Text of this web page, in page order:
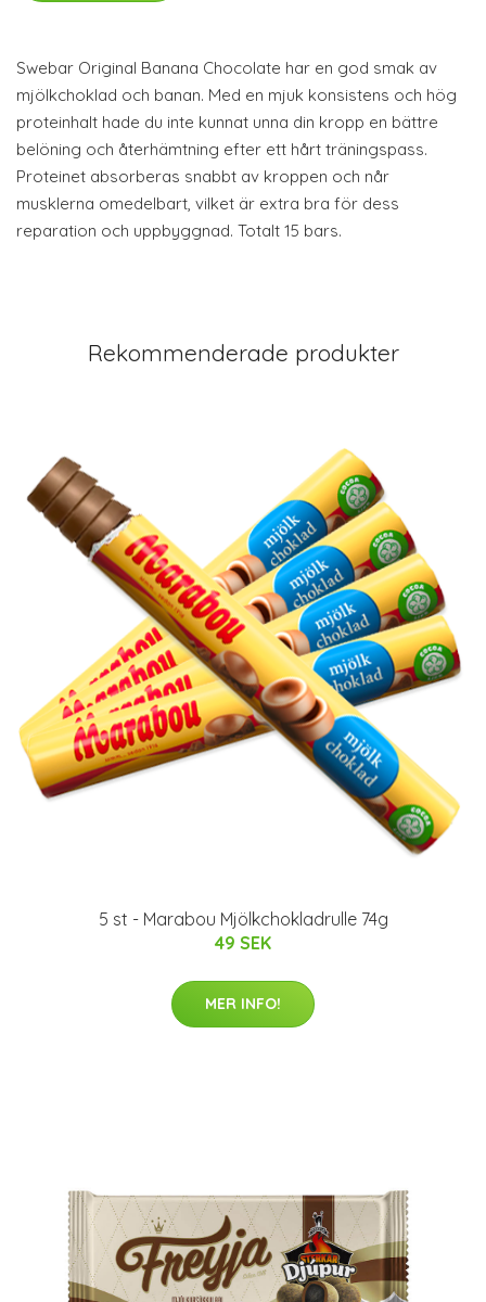
Swebar Original Banana Chocolate har en god smak av
mjölkchoklad och banan. Med en mjuk konsistens och hög
proteinhalt hade du inte kunnat unna din kropp en bättre
belöning och återhämtning efter ett hårt träningspass.
Proteinet absorberas snabbt av kroppen och når
musklerna omedelbart, vilket är extra bra för dess
reparation och uppbyggnad. Totalt 15 bars.
Rekommenderade produkter
5 st - Marabou Mjölkchokladrulle 74g
49 SEK
MER INFO!